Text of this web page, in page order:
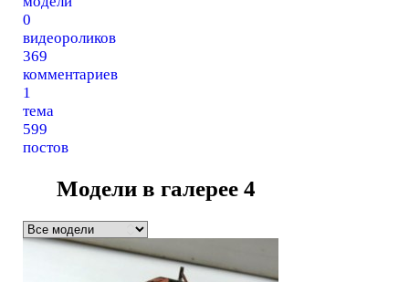
0
видеороликов
369
комментариев
1
тема
599
постов
Модели в галерее4